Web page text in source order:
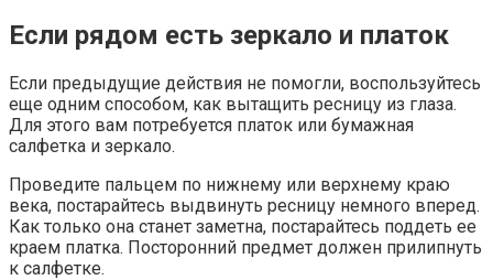
Если рядом есть зеркало и платок
Если предыдущие действия не помогли, воспользуйтесь
еще одним способом, как вытащить ресницу из глаза.
Для этого вам потребуется платок или бумажная
салфетка и зеркало.
Проведите пальцем по нижнему или верхнему краю
века, постарайтесь выдвинуть ресницу немного вперед.
Как только она станет заметна, постарайтесь поддеть ее
краем платка. Посторонний предмет должен прилипнуть
к салфетке.